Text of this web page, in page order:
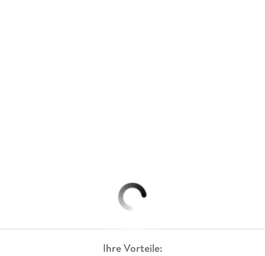
Ihre Vorteile: